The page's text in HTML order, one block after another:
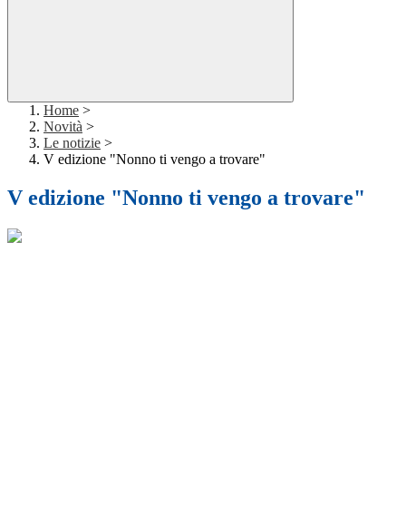
Home >
Novità >
Le notizie >
V edizione "Nonno ti vengo a trovare"
V edizione "Nonno ti vengo a trovare"